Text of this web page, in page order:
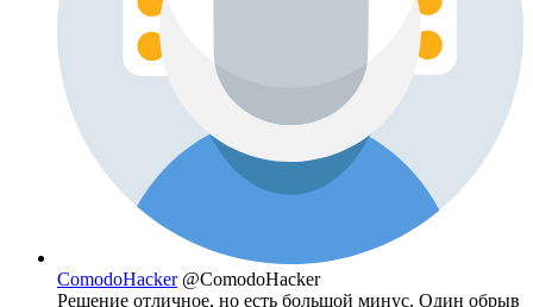
ComodoHacker @ComodoHacker
Решение отличное, но есть большой минус. Один обрыв